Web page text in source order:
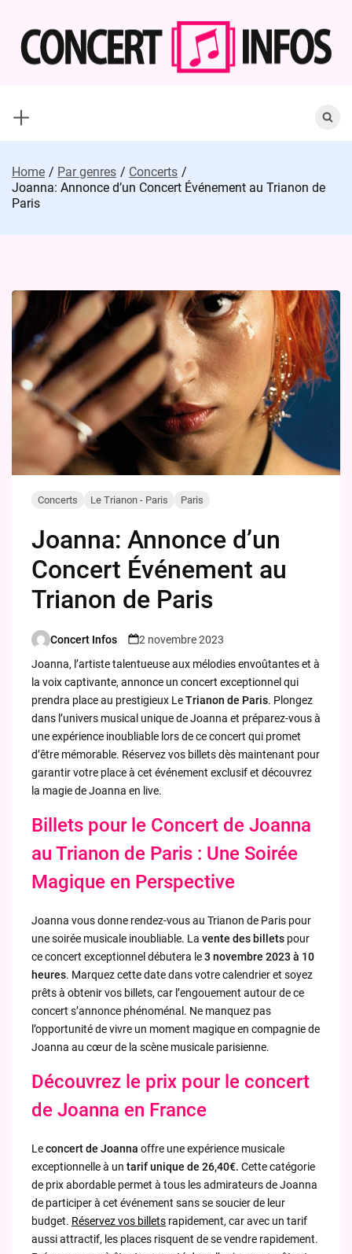
content
for:
Home Par genres
Concerts
Joanna: Annonce d’un Concert Événement au Trianon de
Paris
Concerts Le Trianon - Paris Paris
Joanna: Annonce d’un
Concert Événement au
Trianon de Paris
Posted
by
Concert Infos
2 novembre 2023
Joanna, l’artiste talentueuse aux mélodies envoûtantes et à
la voix captivante, annonce un concert exceptionnel qui
prendra place au prestigieux LeTrianon de Paris. Plongez
dans l’univers musical unique de Joanna et préparez-vous à
une expérience inoubliable lors de ce concert qui promet
d’être mémorable. Réservez vos billets dès maintenant pour
garantir votre place à cet événement exclusif et découvrez
la magie de Joanna en live.
Billets pour le Concert de Joanna
au Trianon de Paris : Une Soirée
Magique en Perspective
Joanna vous donne rendez-vous au Trianon de Paris pour
une soirée musicale inoubliable. La vente des billetspour
ce concert exceptionnel débutera le3 novembre 2023 à 10
heures. Marquez cette date dans votre calendrier et soyez
prêts à obtenir vos billets, car l’engouement autour de ce
concert s’annonce phénoménal. Ne manquez pas
l’opportunité de vivre un moment magique en compagnie de
Joanna au cœur de la scène musicale parisienne.
Découvrez le prix pour le concert
de Joanna en France
Leconcert de Joanna offre une expérience musicale
exceptionnelle à un tarif unique de 26,40€. Cette catégorie
de prix abordable permet à tous les admirateurs de Joanna
de participer à cet événement sans se soucier de leur
budget. Réservez vos billetsrapidement, car avec un tarif
aussi attractif, les places risquent de se vendre rapidement.